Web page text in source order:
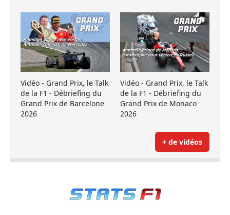
Vidéo - Grand Prix, le Talk
de la F1 - Débriefing du
Grand Prix de Barcelone
2026
Vidéo - Grand Prix, le Talk
de la F1 - Débriefing du
Grand Prix de Monaco
2026
+ de vidéos